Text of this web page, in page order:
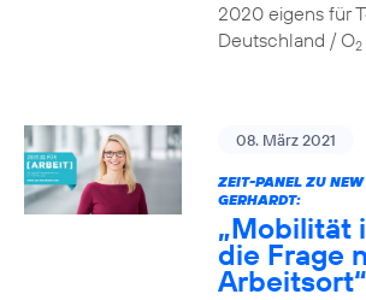
2020 eigens für
Deutschland / O2
08. März 2021
ZEIT-PANEL ZU
GERHARDT:
„Mobilität
die Frage
Arbeitsort“